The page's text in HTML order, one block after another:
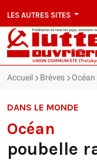
LES AUTRES SITES
Accueil Brèves
DANS LE MONDE
Océan
poubelle